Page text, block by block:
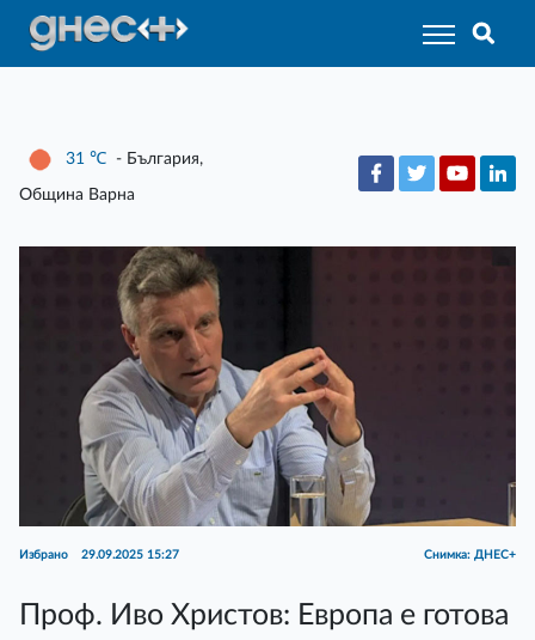
31 ℃ - България,
Община Варна
Избрано 29.09.2025 15:27 Снимка: ДНЕС+
Проф. Иво Христов: Европа е готова